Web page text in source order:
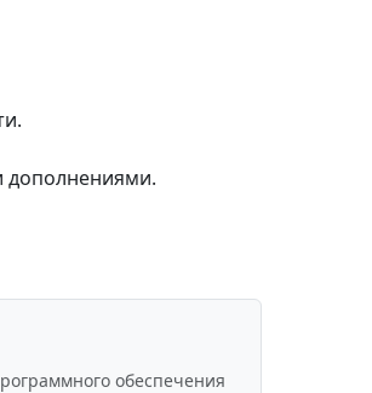
дополнениями.
обеспечения